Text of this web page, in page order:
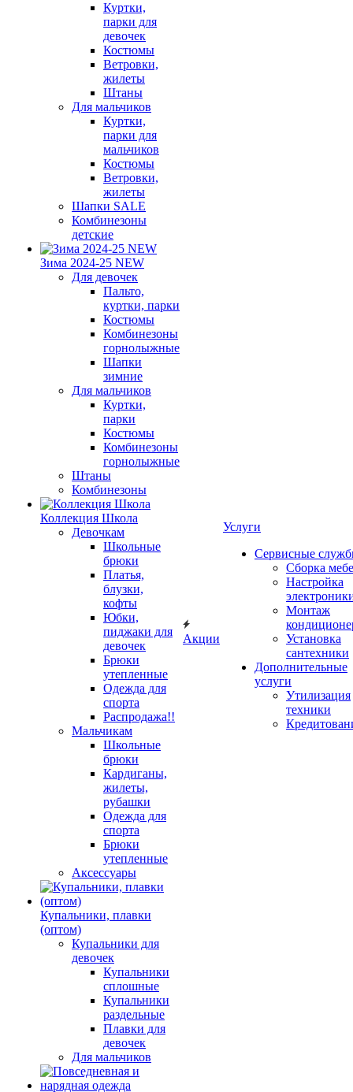
Куртки,
парки для
девочек
Костюмы
Ветровки,
жилеты
Штаны
Для мальчиков
Куртки,
парки для
мальчиков
Костюмы
Ветровки,
жилеты
Шапки SALE
Комбинезоны
детские
Зима 2024-25 NEW
Для девочек
Пальто,
куртки, парки
Костюмы
Комбинезоны
горнолыжные
Шапки
зимние
Для мальчиков
Куртки,
парки
Костюмы
Комбинезоны
горнолыжные
Штаны
Комбинезоны
Коллекция Школа
Девочкам
Школьные
брюки
Платья,
блузки,
кофты
Юбки,
пиджаки для
девочек
Брюки
утепленные
Одежда для
спорта
Распродажа!!
Мальчикам
Школьные
брюки
Кардиганы,
жилеты,
рубашки
Одежда для
спорта
Брюки
утепленные
Аксессуары
Купальники, плавки
(оптом)
Купальники для
девочек
Купальники
сплошные
Купальники
раздельные
Плавки для
девочек
Для мальчиков
Акции
Услуги
Сервисные
Сборка
Настройка
Монтаж
Установка
сантехники
Дополнительные
услуги
Утилизация
техники